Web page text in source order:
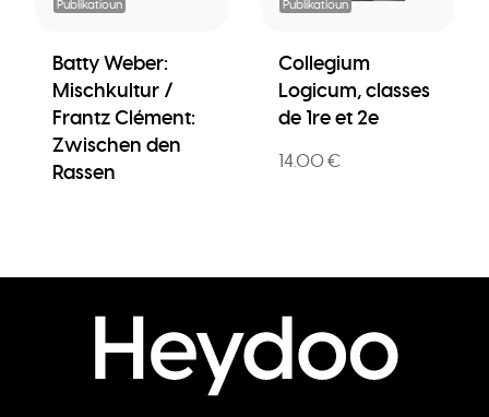
Publikatioun
Batty Weber:
Mischkultur /
Frantz Clément:
Zwischen den
Rassen
Publikatioun
Collegium
Logicum, classes
de 1re et 2e
14.00 €